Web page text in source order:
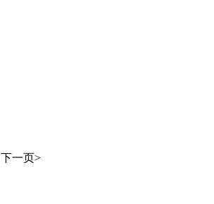
下一页>